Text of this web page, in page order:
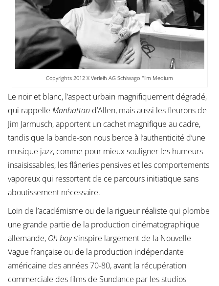
Copyrights 2012 X Verleih AG Schiwago Film Medium
Le noir et blanc, l’aspect urbain magnifiquement dégradé,
qui rappelle Manhattan d’Allen, mais aussi les fleurons de
Jim Jarmusch, apportent un cachet magnifique au cadre,
tandis que la bande-son nous berce à l’authenticité d’une
musique jazz, comme pour mieux souligner les humeurs
insaisissables, les flâneries pensives et les comportements
vaporeux qui ressortent de ce parcours initiatique sans
aboutissement nécessaire.
Loin de l’académisme ou de la rigueur réaliste qui plombe
une grande partie de la production cinématographique
allemande, Oh boys’inspire largement de la Nouvelle
Vague française ou de la production indépendante
américaine des années 70-80, avant la récupération
commerciale des films de Sundance par les studios